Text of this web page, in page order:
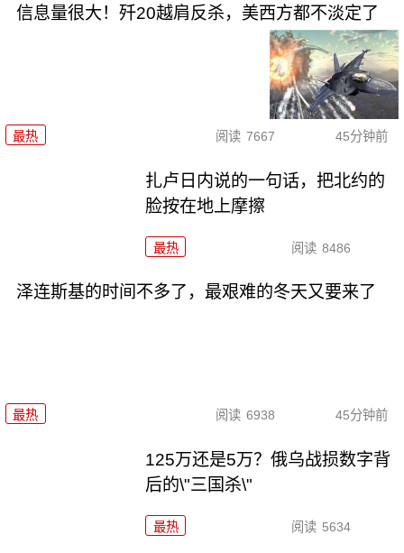
信息量很大！歼20越肩反杀，美西方都不淡定了
最热 阅读 7667 45分钟前
扎卢日内说的一句话，把北约的
脸按在地上摩擦
最热 阅读 8486
泽连斯基的时间不多了，最艰难的冬天又要来了
最热 阅读 6938 45分钟前
125万还是5万？俄乌战损数字背
后的\"三国杀\"
最热 阅读 5634